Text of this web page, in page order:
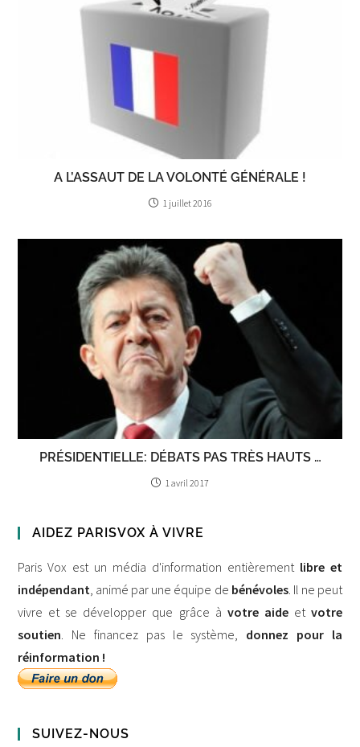
A L’ASSAUT DE LA VOLONTÉ GÉNÉRALE !
1 juillet 2016
PRÉSIDENTIELLE: DÉBATS PAS TRÈS HAUTS …
1 avril 2017
AIDEZ PARISVOX À VIVRE
Paris Vox est un média d'information entièrement libre et
indépendant, animé par une équipe de bénévoles. Il ne peut
vivre et se développer que grâce à votre aideet votre
soutien. Ne financez pas le système, donnez pour la
réinformation !
SUIVEZ-NOUS